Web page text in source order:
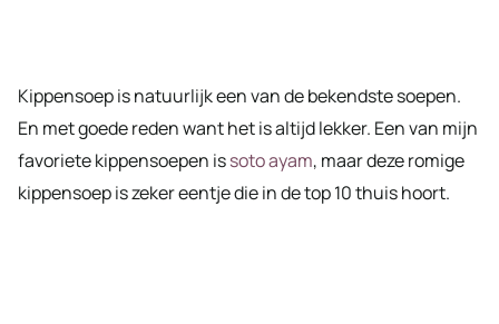
Kippensoep is natuurlijk een van de bekendste soepen.
En met goede reden want het is altijd lekker. Een van mijn
favoriete kippensoepen issoto ayam, maar deze romige
kippensoep is zeker eentje die in de top 10 thuis hoort.